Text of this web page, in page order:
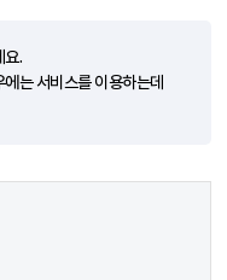
요.
는 서비스를 이용하는데